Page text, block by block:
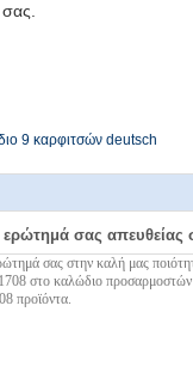
9 καρφιτσών deutsch
ερώτημά σας απευθείας